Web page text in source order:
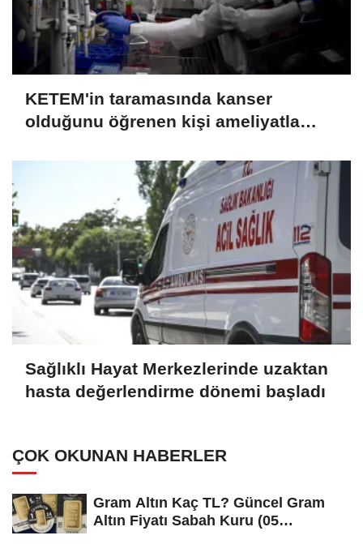
KETEM'in taramasında kanser
olduğunu öğrenen kişi ameliyatla
Sağlıklı Hayat Merkezlerinde uzaktan
hasta değerlendirme dönemi başladı
ÇOK OKUNAN HABERLER
Gram Altın Kaç TL? Güncel Gram
Altın Fiyatı Sabah Kuru (05